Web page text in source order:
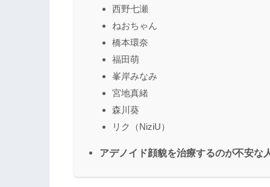
西野七瀬
ねおちゃん
橋本環奈
福田萌
峯岸みなみ
宮地真緒
森川葵
リク（NiziU）
アデノイド顔貌を治療するのが不安な